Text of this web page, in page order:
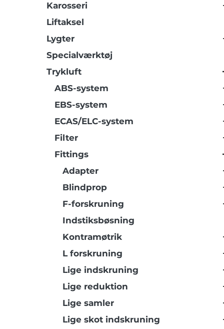
Karosseri
Liftaksel
Lygter
Specialværktøj
Trykluft
ABS-system
EBS-system
ECAS/ELC-system
Filter
Fittings
Adapter
Blindprop
F-forskruning
Indstiksbøsning
Kontramøtrik
L forskruning
Lige indskruning
Lige reduktion
Lige samler
Lige skot indskruning